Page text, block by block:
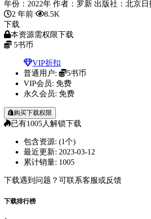
年份：2022年 作者：罗新 出版社：北京日
2 年前
8.5K
下载
本资源需权限下载
5书币
VIP折扣
普通用户:
5书币
VIP会员: 免费
永久会员: 免费
购买下载权限
已有1005人解锁下载
包含资源: (1个)
最近更新: 2023-03-12
累计销量: 1005
下载遇到问题？可联系客服或反馈
下载排行榜